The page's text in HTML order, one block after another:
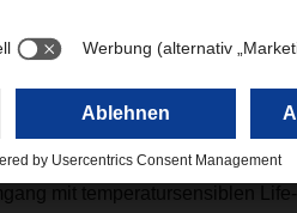
gesetzlichen
Leistungs- und
Zertifizierungsprozess
mit Arzneimitteln und
stellt sicher, dass
mit temperatursensiblen